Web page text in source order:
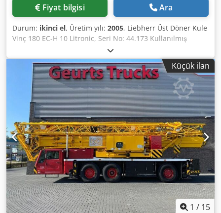
Fiyat bilgisi Ara
Durum: ikinci el, Üretim yılı: 2005, Liebherr Üst Döner Kule
Vinç 180 EC-H 10 Litronic, Seri No: 44.173 Kullanılmış
Liebherr 180 EC-H 10 Litronic üst döner kule vinç, 2005
model. 45,0 m bom uzunluğuna sahip üst vinç kısmı
sunulmaktadır. Yüksek yapı, endüstri ve büyük şantiyeler
için uygundur. Üretici: Liebherr Model: 180 EC-H 10
Litronic Makine tipi: üst döner kule vinç Dcodpfjy Thdqjx
Ab Ajk Seri numarası: 44.173 Üretim yılı: 2005 Bom
uzunluğu: 45,0 m Kaldırma kapasite sınıfı: 10 t Kontrol:
Litronic Yapı: Sadece üst vinç kısmı Kullanım alanı: Yüksek
yapı, endüstri, şantiyeler Durum: kullanılmış
Küçük ilan
1 / 15